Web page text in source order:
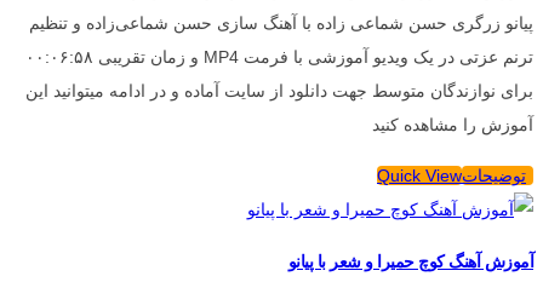
پیانو زرگری حسن شماعی زاده با آهنگ سازی حسن شماعی‌زاده و تنظیم
ترنم عزتی در یک ویدیو آموزشی با فرمت MP4 و زمان تقریبی ۰۰:۰۶:۵۸
برای نوازندگان متوسط جهت دانلود از سایت آماده و در ادامه میتوانید این
آموزش را مشاهده کنید
توضیحاتQuick View
آموزش آهنگ کوچ حمیرا و شعر با پیانو